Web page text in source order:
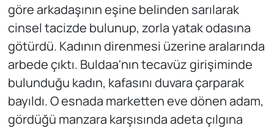
göre arkadaşının eşine belinden sarılarak
cinsel tacizde bulunup, zorla yatak odasına
götürdü. Kadının direnmesi üzerine aralarında
arbede çıktı. Buldaa'nın tecavüz girişiminde
bulunduğu kadın, kafasını duvara çarparak
bayıldı. O esnada marketten eve dönen adam,
gördüğü manzara karşısında adeta çılgına